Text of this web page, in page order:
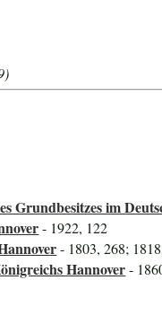
Grundbesitzes im
- 1922, 122
- 1803, 268;
Hannover-